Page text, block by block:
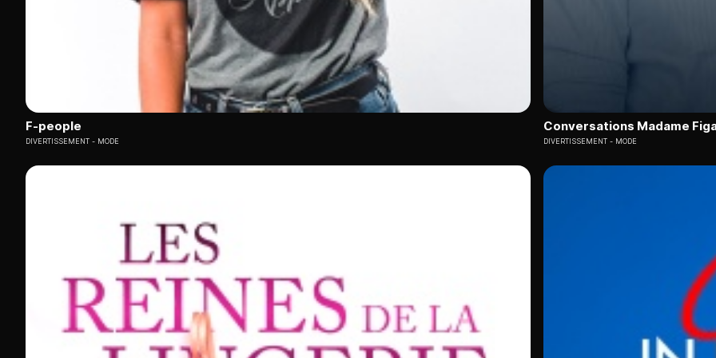
F-people
DIVERTISSEMENT MODE
Conversations Madame
DIVERTISSEMENT MODE